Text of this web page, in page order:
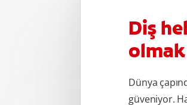
Diş
olmak
Dünya
güveniyor.